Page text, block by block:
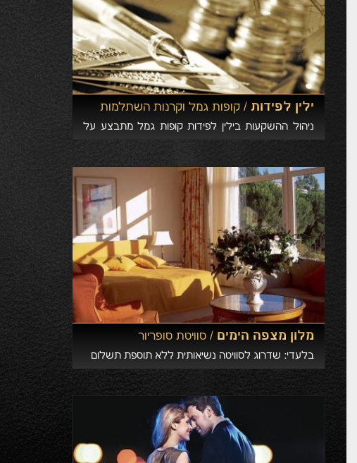
ילין לפידות / קופות גמל וקרנות השתלמות
ניהול ההשקעות בילין לפידות קופות גמל מתבצע על
ידי צוות רחב של מנהלי השקעות ואנליסטים
מלון מצפה הימים / סוויטת סופריור
בלעדי: שדרוג לסוויטה נשיאותית ללא תוספת תשלום